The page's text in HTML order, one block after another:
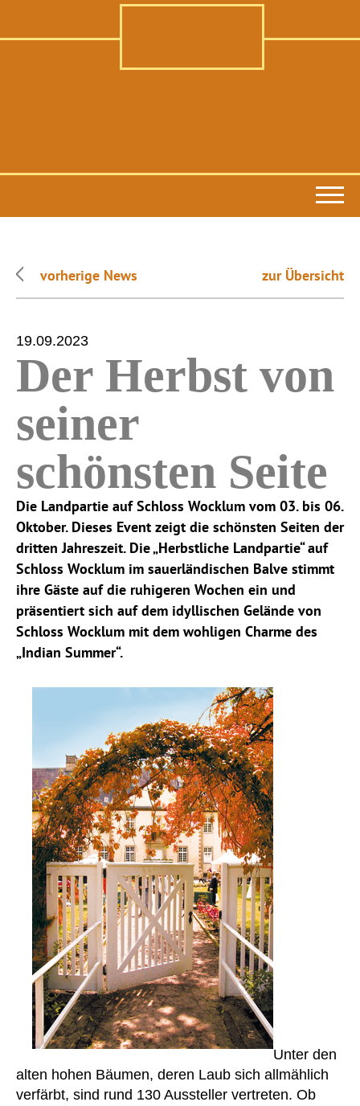
vorherige News zur Übersicht
19.09.2023
Der Herbst von
seiner
schönsten Seite
Die Landpartie auf Schloss Wocklum vom 03. bis 06.
Oktober. Dieses Event zeigt die schönsten Seiten der
dritten Jahreszeit. Die „Herbstliche Landpartie“ auf
Schloss Wocklum im sauerländischen Balve stimmt
ihre Gäste auf die ruhigeren Wochen ein und
präsentiert sich auf dem idyllischen Gelände von
Schloss Wocklum mit dem wohligen Charme des
„Indian Summer“.
Unter den
alten hohen Bäumen, deren Laub sich allmählich
verfärbt, sind rund 130 Aussteller vertreten. Ob